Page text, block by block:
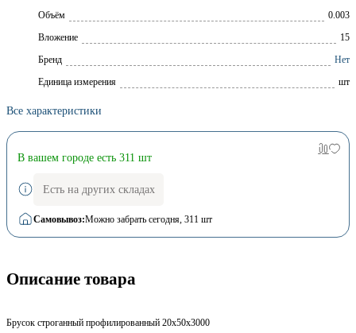
Объём
0.003
Вложение
15
Брeнд
Нет
Единица измерения
шт
Все характеристики
В вашем городе есть 311 шт
Есть на других складах
Самовывоз:Можно забрать сегодня, 311 шт
Описание товара
Брусок строганный профилированный 20х50х3000